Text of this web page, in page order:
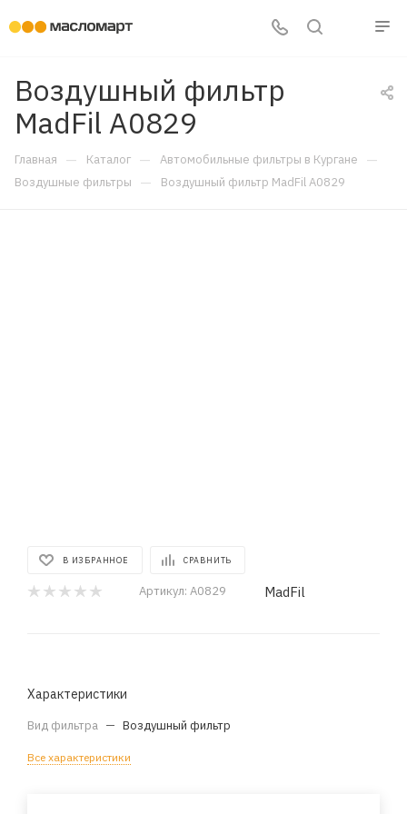
Воздушный фильтр
MadFil A0829
Главная — Каталог — Автомобильные фильтры в Кургане —
Воздушные фильтры — Воздушный фильтр MadFil A0829
В ИЗБРАННОЕ СРАВНИТЬ
Артикул: A0829 MadFil
Характеристики
Вид фильтра — Воздушный фильтр
Все характеристики